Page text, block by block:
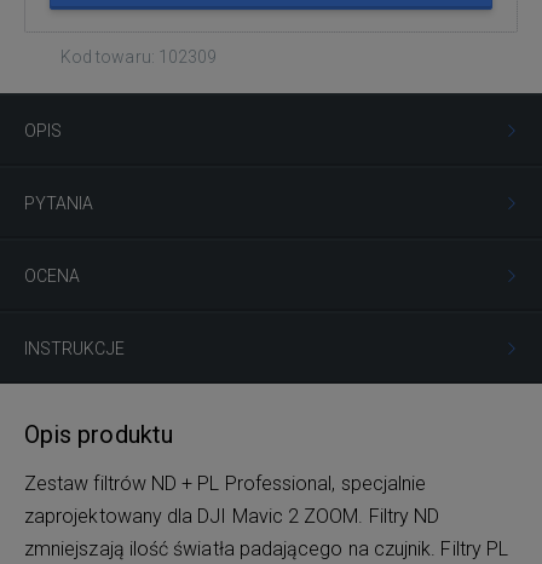
Kod towaru: 102309
OPIS
PYTANIA
OCENA
INSTRUKCJE
Opis produktu
Zestaw filtrów ND + PL Professional, specjalnie
zaprojektowany dla DJI Mavic 2 ZOOM. Filtry ND
zmniejszają ilość światła padającego na czujnik. Filtry PL